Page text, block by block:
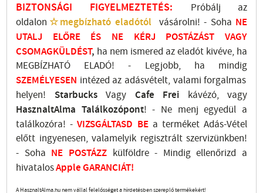
BIZTONSÁGI FIGYELMEZTETÉS:
Próbálj az
oldalon ☆megbízható eladótól vásárolni! - Soha NE
UTALJ ELŐRE ÉS NE KÉRJ POSTÁZÁST VAGY
CSOMAGKÜLDÉST, ha nem ismered az eladót kivéve, ha
MEGBÍZHATÓ ELADÓ! - Legjobb, ha mindig
SZEMÉLYESEN intézed az adásvételt, valami forgalmas
helyen! StarbucksVagy Cafe Frei kávézó, vagy
HasznaltAlma Találkozópont! - Ne menj egyedül a
találkozóra! - VIZSGÁLTASD BEa terméket Adás-Vétel
előtt ingyenesen, valamelyik regisztrált szervizünkben!
- Soha NE POSTÁZZ külföldre- Mindig ellenőrizd a
hivatalosApple GARANCIÁT!
A HasznaltAlma.hu nem vállal felelősséget a hirdetésben szereplő termékekért!